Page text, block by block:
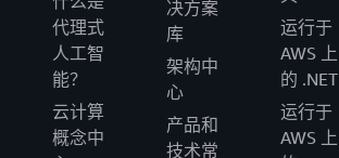
代理式
人工智
能？
云计算
概念中
决方案
库
架构中
心
产品和
技术常
运行于
AWS 上
的 .NET
运行于
AWS 上